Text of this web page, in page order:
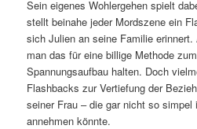
Sein eigenes Wohlergehen spielt
stellt beinahe jeder Mordszene ein
sich Julien an seine Familie
man das für eine billige Methode
Spannungsaufbau halten. Doch
Flashbacks zur Vertiefung der
seiner Frau – die gar nicht so
annehmen könnte.